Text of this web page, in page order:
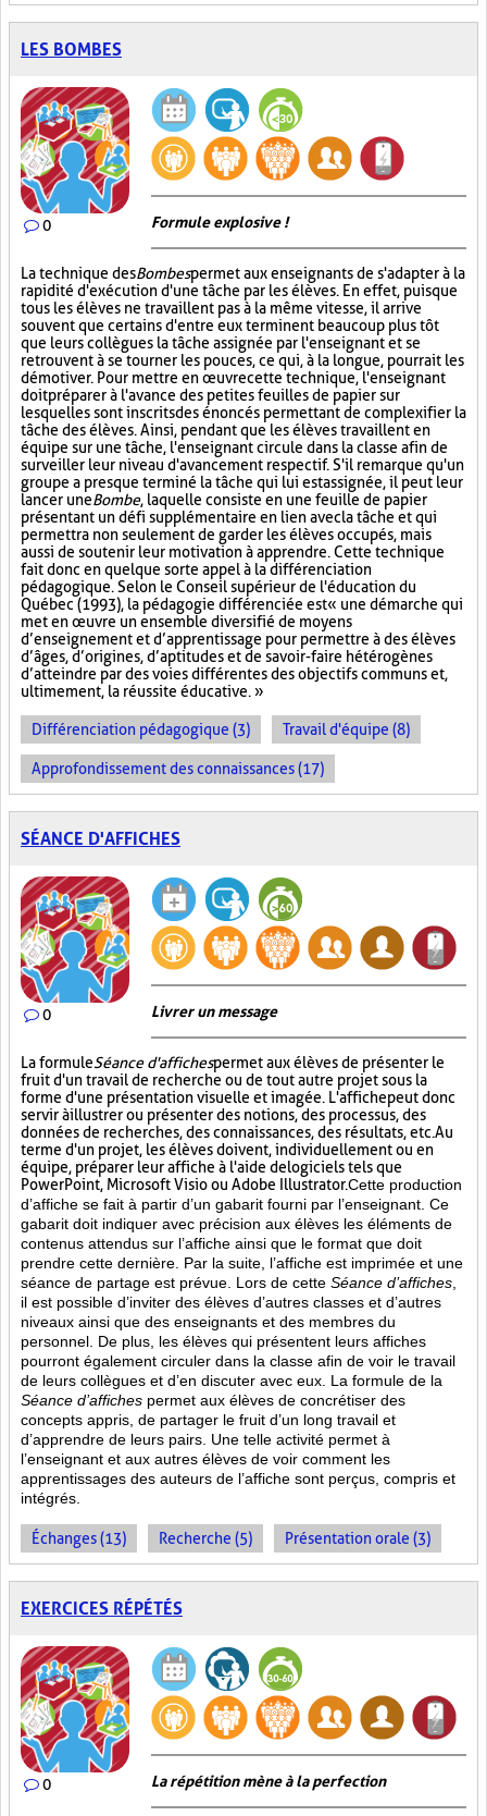
LES BOMBES
0 Formule explosive !
La technique desBombespermet aux enseignants de s'adapter à la
rapidité d'exécution d'une tâche par les élèves. En effet, puisque
tous les élèves ne travaillent pas à la même vitesse, il arrive
souvent que certains d'entre eux terminent beaucoup plus tôt
que leurs collègues la tâche assignée par l'enseignant et se
retrouvent à se tourner les pouces, ce qui, à la longue, pourrait les
démotiver. Pour mettre en œuvre cette technique, l'enseignant
doit préparer à l'avance des petites feuilles de papier sur
lesquelles sont inscrits des énoncés permettant de complexifier la
tâche des élèves. Ainsi, pendant que les élèves travaillent en
équipe sur une tâche, l'enseignant circule dans la classe afin de
surveiller leur niveau d'avancement respectif. S'il remarque qu'un
groupe a presque terminé la tâche qui lui est assignée, il peut leur
lancer uneBombe, laquelle consiste en une feuille de papier
présentant un défi supplémentaire en lien avec la tâche et qui
permettra non seulement de garder les élèves occupés, mais
aussi de soutenir leur motivation à apprendre. Cette technique
fait donc en quelque sorte appel à la différenciation
pédagogique. Selon le Conseil supérieur de l'éducation du
Québec (1993), la pédagogie différenciée est « une démarche qui
met en œuvre un ensemble diversifié de moyens
d’enseignement et d’apprentissage pour permettre à des élèves
d’âges, d’origines, d’aptitudes et de savoir-faire hétérogènes
d’atteindre par des voies différentes des objectifs communs et,
ultimement, la réussite éducative. »
Différenciation pédagogique (3) Travail d'équipe (8)
Approfondissement des connaissances (17)
SÉANCE D'AFFICHES
0 Livrer un message
La formuleSéance d'affichespermet aux élèves de présenter le
fruit d'un travail de recherche ou de tout autre projet sous la
forme d'une présentation visuelle et imagée. L'affichepeut donc
servir à illustrer ou présenter des notions, des processus, des
données de recherches, des connaissances, des résultats, etc. Au
terme d'un projet, les élèves doivent, individuellement ou en
équipe, préparer leur affiche à l'aide de logiciels tels que
PowerPoint, Microsoft Visio ou Adobe Illustrator.Cette production
d’affiche se fait à partir d’un gabarit fourni par l’enseignant. Ce
gabarit doit indiquer avec précision aux élèves les éléments de
contenus attendus sur l’affiche ainsi que le format que doit
prendre cette dernière. Par la suite, l’affiche est imprimée et une
séance de partage est prévue. Lors de cette Séance d’affiches
il est possible d’inviter des élèves d’autres classes et d’autres
niveaux ainsi que des enseignants et des membres du
personnel. De plus, les élèves qui présentent leurs affiches
pourront également circuler dans la classe afin de voir le travail
de leurs collègues et d’en discuter avec eux. La formule de la
Séance d’affiches permet aux élèves de concrétiser des
concepts appris, de partager le fruit d’un long travail et
d’apprendre de leurs pairs. Une telle activité permet à
l’enseignant et aux autres élèves de voir comment les
apprentissages des auteurs de l’affiche sont perçus, compris et
intégrés.
Échanges (13) Recherche (5) Présentation orale (3)
EXERCICES RÉPÉTÉS
0 La répétition mène à la perfection